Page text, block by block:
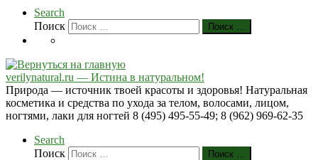
Search
Поиск
Поиск …
verilynatural.ru — Истина в натуральном!
Природа — источник твоей красоты и здоровья! Натуральная
косметика и средства по ухода за телом, волосами, лицом,
ногтями, лаки для ногтей 8 (495) 495-55-49; 8 (962) 969-62-35
Search
Поиск
Поиск …